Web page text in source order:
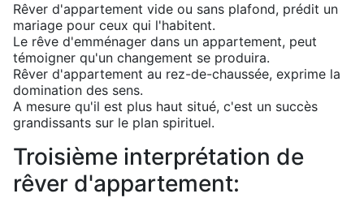
Rêver d'appartement vide ou sans plafond, prédit un
mariage pour ceux qui l'habitent.
Le rêve d'emménager dans un appartement, peut
témoigner qu'un changement se produira.
Rêver d'appartement au rez-de-chaussée, exprime la
domination des sens.
A mesure qu'il est plus haut situé, c'est un succès
grandissants sur le plan spirituel.
Troisième interprétation de
rêver d'appartement: